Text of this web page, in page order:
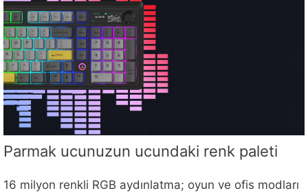
Parmak ucunuzun ucundaki renk paleti
16 milyon renkli RGB aydınlatma; oyun ve ofis modları